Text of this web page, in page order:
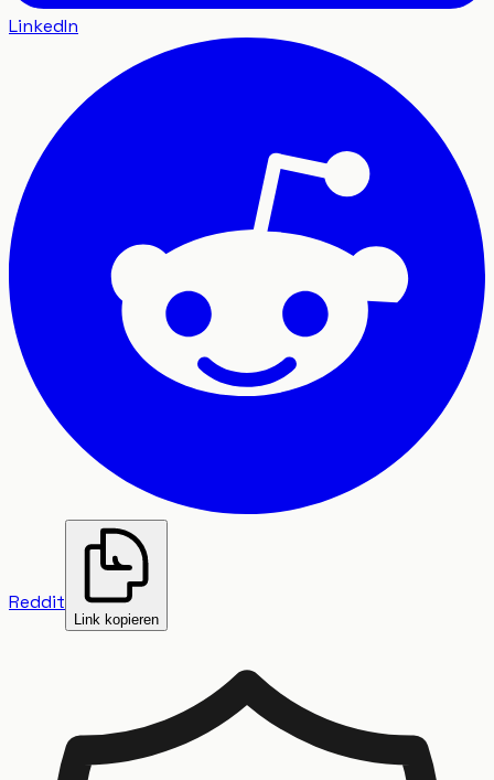
LinkedIn
Reddit
Link kopieren